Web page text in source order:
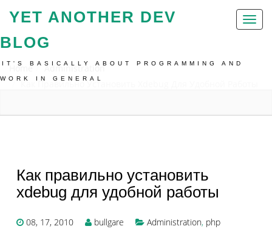
Toggle
YET ANOTHER DEV
BLOG
IT'S BASICALLY ABOUT PROGRAMMING AND
WORK IN GENERAL
Home
Administration
Как Правильно Установить Xdebug Для Удобной Работы
Как правильно установить
xdebug для удобной работы
08, 17, 2010 bullgare Administration, php